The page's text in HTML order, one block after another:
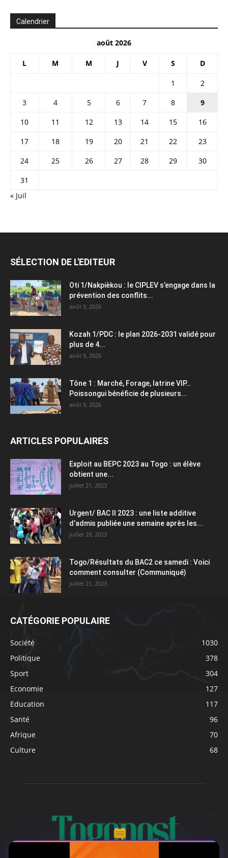
Calendrier
août 2026
L M M J V S D
1
2
3
4 5 6 7 8
9
10
11 12 13 14 15
16
17
18 19 20 21 22
23
24
25 26 27 28 29
30
31
« Juil
SÉLECTION DE L'EDITEUR
Oti 1/Nakpièkou : le CIPLEV s’engage dans la
prévention des conflits...
août 9, 2026
Kozah 1/PDC : le plan 2026-2031 validé pour
plus de 4...
août 9, 2026
Tône 1 : Marché, Forage, latrine VIP…
Poissongui bénéficie de plusieurs...
août 9, 2026
ARTICLES POPULAIRES
Exploit au BEPC 2023 au Togo : un élève
obtient une...
juillet 21, 2023
Urgent/ BAC II 2023 : une liste additive
d’admis publiée une semaine après les...
juillet 29, 2023
Togo/Résultats du BAC2 ce samedi : Voici
comment consulter (Communiqué)
juillet 21, 2023
CATÉGORIE POPULAIRE
Société
1030
Politique
378
Sport
304
Economie
127
Education
117
Santé
96
Afrique
70
Culture
68